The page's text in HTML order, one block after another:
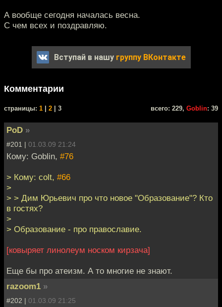
А вообще сегодня началась весна.
С чем всех и поздравляю.
Вступай в нашу группу ВКонтакте
Комментарии
cтраницы: 1 2 | 3 всего: 229, Goblin: 39
PoD »
#201 | 01.03.09 21:24
Кому: Goblin, #76
> Кому: colt, #66
>
> > Дим Юрьевич про что новое "Образование"? Кто
в гостях?
>
> Образование - про православие.
[ковыряет линолеум носком кирзача]
Еще бы про атеизм. А то многие не знают.
razoom1 »
#202 | 01.03.09 21:25